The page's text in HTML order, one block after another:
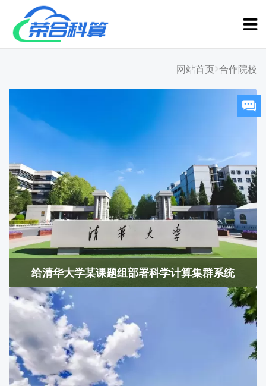
网站首页 合作院校
给清华大学某课题组部署科学计算集群系统